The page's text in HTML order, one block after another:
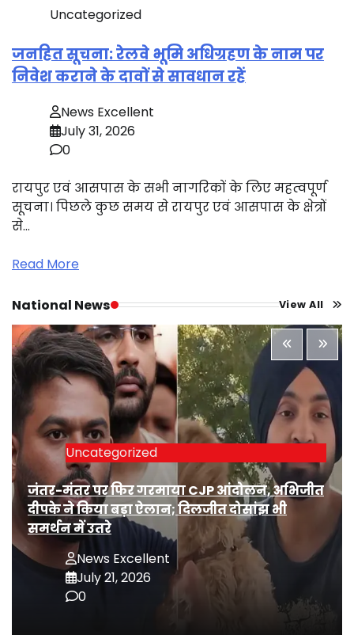
Uncategorized
जनहित सूचना: रेलवे भूमि अधिग्रहण के नाम पर
निवेश कराने के दावों से सावधान रहें
News Excellent
July 31, 2026
0
रायपुर एवं आसपास के सभी नागरिकों के लिए महत्वपूर्ण
सूचना। पिछले कुछ समय से रायपुर एवं आसपास के क्षेत्रों
से…
Read More
National News View All
Uncategorized
जंतर-मंतर पर फिर गरमाया CJP आंदोलन, अभिजीत
दीपके ने किया बड़ा ऐलान; दिलजीत दोसांझ भी
समर्थन में उतरे
News Excellent
July 21, 2026
0